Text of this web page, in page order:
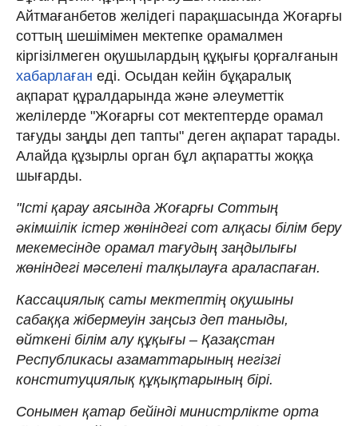
Айтмағанбетов желідегі парақшасында Жоғарғы
соттың шешімімен мектепке орамалмен
кіргізілмеген оқушылардың құқығы қорғалғанын
хабарлаған еді. Осыдан кейін бұқаралық
ақпарат құралдарында және әлеуметтік
желілерде "Жоғарғы сот мектептерде орамал
тағуды заңды деп тапты" деген ақпарат тарады.
Алайда құзырлы орган бұл ақпаратты жоққа
шығарды.
"Істі қарау аясында Жоғарғы Соттың
әкімшілік істер жөніндегі сот алқасы білім беру
мекемесінде орамал тағудың заңдылығы
жөніндегі мәселені талқылауға араласпаған.
Кассациялық саты мектептің оқушыны
сабаққа жібермеуін заңсыз деп таныды,
өйткені білім алу құқығы – Қазақстан
Республикасы азаматтарының негізгі
конституциялық құқықтарының бірі.
Сонымен қатар бейінді министрлікте орта